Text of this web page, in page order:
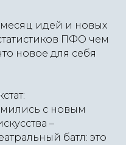
идей и новых
ПФО чем
новое для себя
с новым
–
батл: это